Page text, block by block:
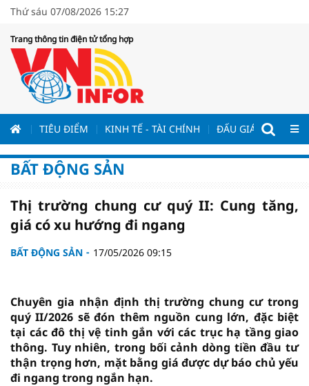
Thứ sáu 07/08/2026 15:27
Trang thông tin điện tử tổng hợp
TIÊU ĐIỂM KINH TẾ - TÀI CHÍNH ĐẤU GIÁ - ĐẤU
BẤT ĐỘNG SẢN
Thị trường chung cư quý II: Cung tăng,
giá có xu hướng đi ngang
BẤT ĐỘNG SẢN 17/05/2026 09:15
Chuyên gia nhận định thị trường chung cư trong
quý II/2026 sẽ đón thêm nguồn cung lớn, đặc biệt
tại các đô thị vệ tinh gắn với các trục hạ tầng giao
thông. Tuy nhiên, trong bối cảnh dòng tiền đầu tư
thận trọng hơn, mặt bằng giá được dự báo chủ yếu
đi ngang trong ngắn hạn.